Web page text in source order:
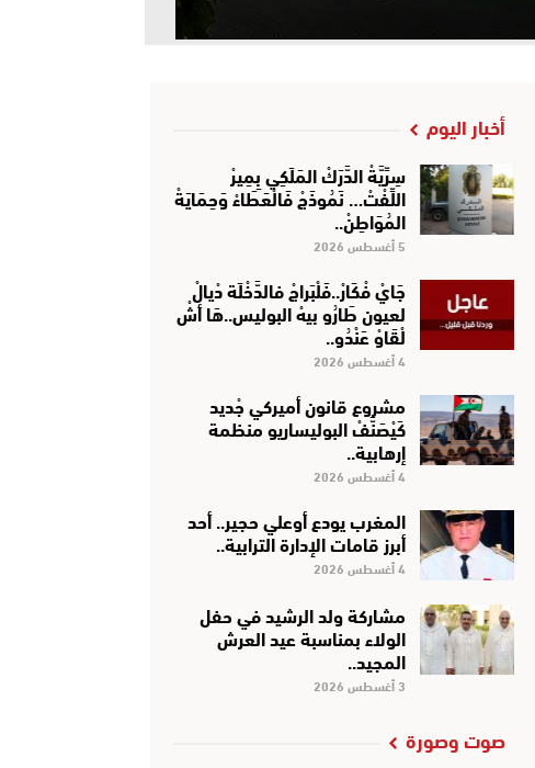
أخبار اليوم
سِرِّيَّةْ الدَّرَكْ المَلَكِي بِمِيرْ
اللِّفْتْ… نَمُوذَجْ فَالْعَطَاءْ وَحِمَايَةْ
المُوَاطِنْ..
5 أغسطس 2026
جَايْ فْكَارْ..فَلْبَراجْ فالدَّخْلَة دْيالْ
لعيون طَارُو بيهْ البوليس..هَا أشْ
لْقَاوْ عَنْدُو..
4 أغسطس 2026
مشروع قانون أميركي جْديد
كَيْصَنَّفْ البوليساريو منظمة
إرهابية..
4 أغسطس 2026
المغرب يودع أوعلي حجير.. أحد
أبرز قامات الإدارة الترابية..
4 أغسطس 2026
مشاركة ولد الرشيد في حفل
الولاء بمناسبة عيد العرش
المجيد..
3 أغسطس 2026
صوت وصورة